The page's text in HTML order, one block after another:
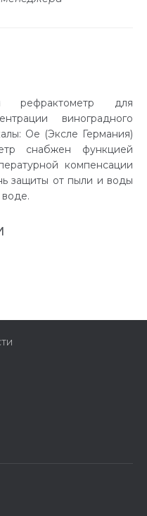
рефрактометр для
виноградного
Oe (Эксле Германия)
снабжен функцией
компенсации
защиты от пыли и воды